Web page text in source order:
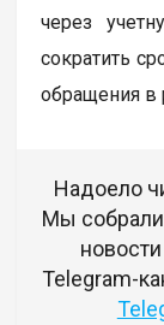
через
сократить
обращения в
Надоело
Мы
Telegram-